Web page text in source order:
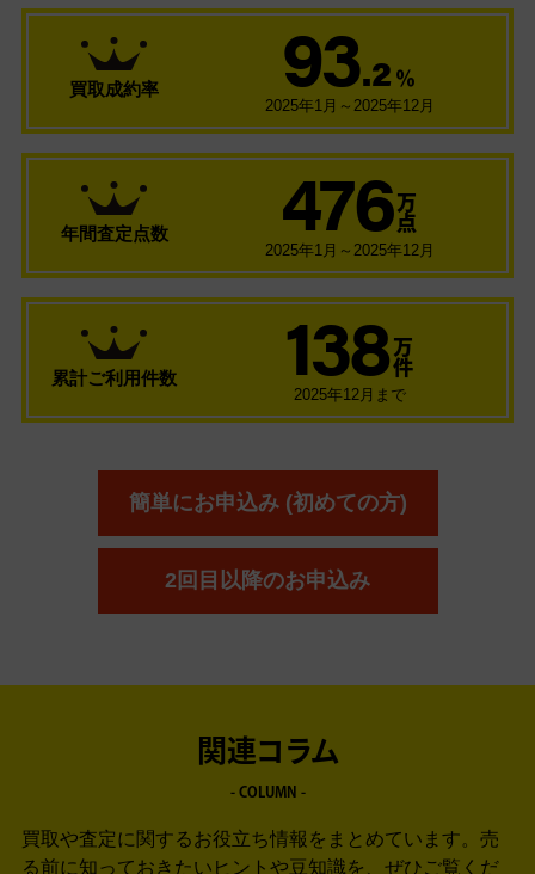
買取成約率 93.2 ％
2025年1月～2025年12月
年間査定点数 476 万
点
2025年1月～2025年12月
累計ご利用件数 138 万
件
2025年12月まで
簡単にお申込み (初めての方)
2回目以降のお申込み
関連コラム
- COLUMN -
買取や査定に関するお役立ち情報をまとめています。 売
る前に知っておきたいヒントや豆知識を、ぜひご覧くだ